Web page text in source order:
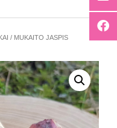
/ MUKAITO JASPIS